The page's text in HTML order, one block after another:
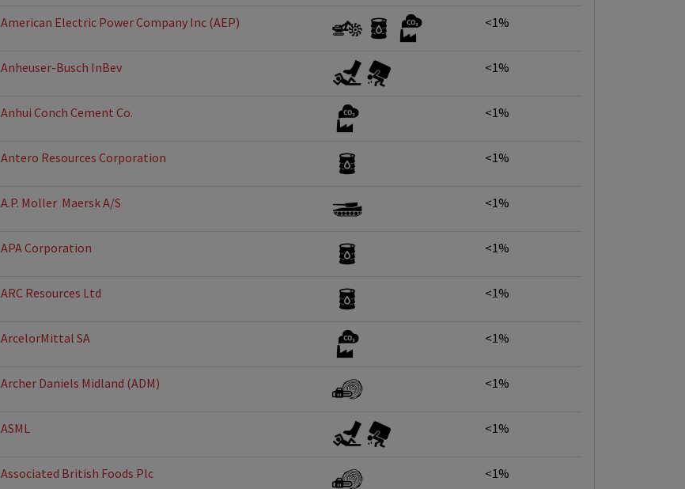
American Electric Power Company Inc (AEP) <1%
Anheuser-Busch InBev <1%
Anhui Conch Cement Co. <1%
Antero Resources Corporation <1%
A.P. Moller  Maersk A/S <1%
APA Corporation <1%
ARC Resources Ltd <1%
ArcelorMittal SA <1%
Archer Daniels Midland (ADM) <1%
ASML <1%
Associated British Foods Plc <1%